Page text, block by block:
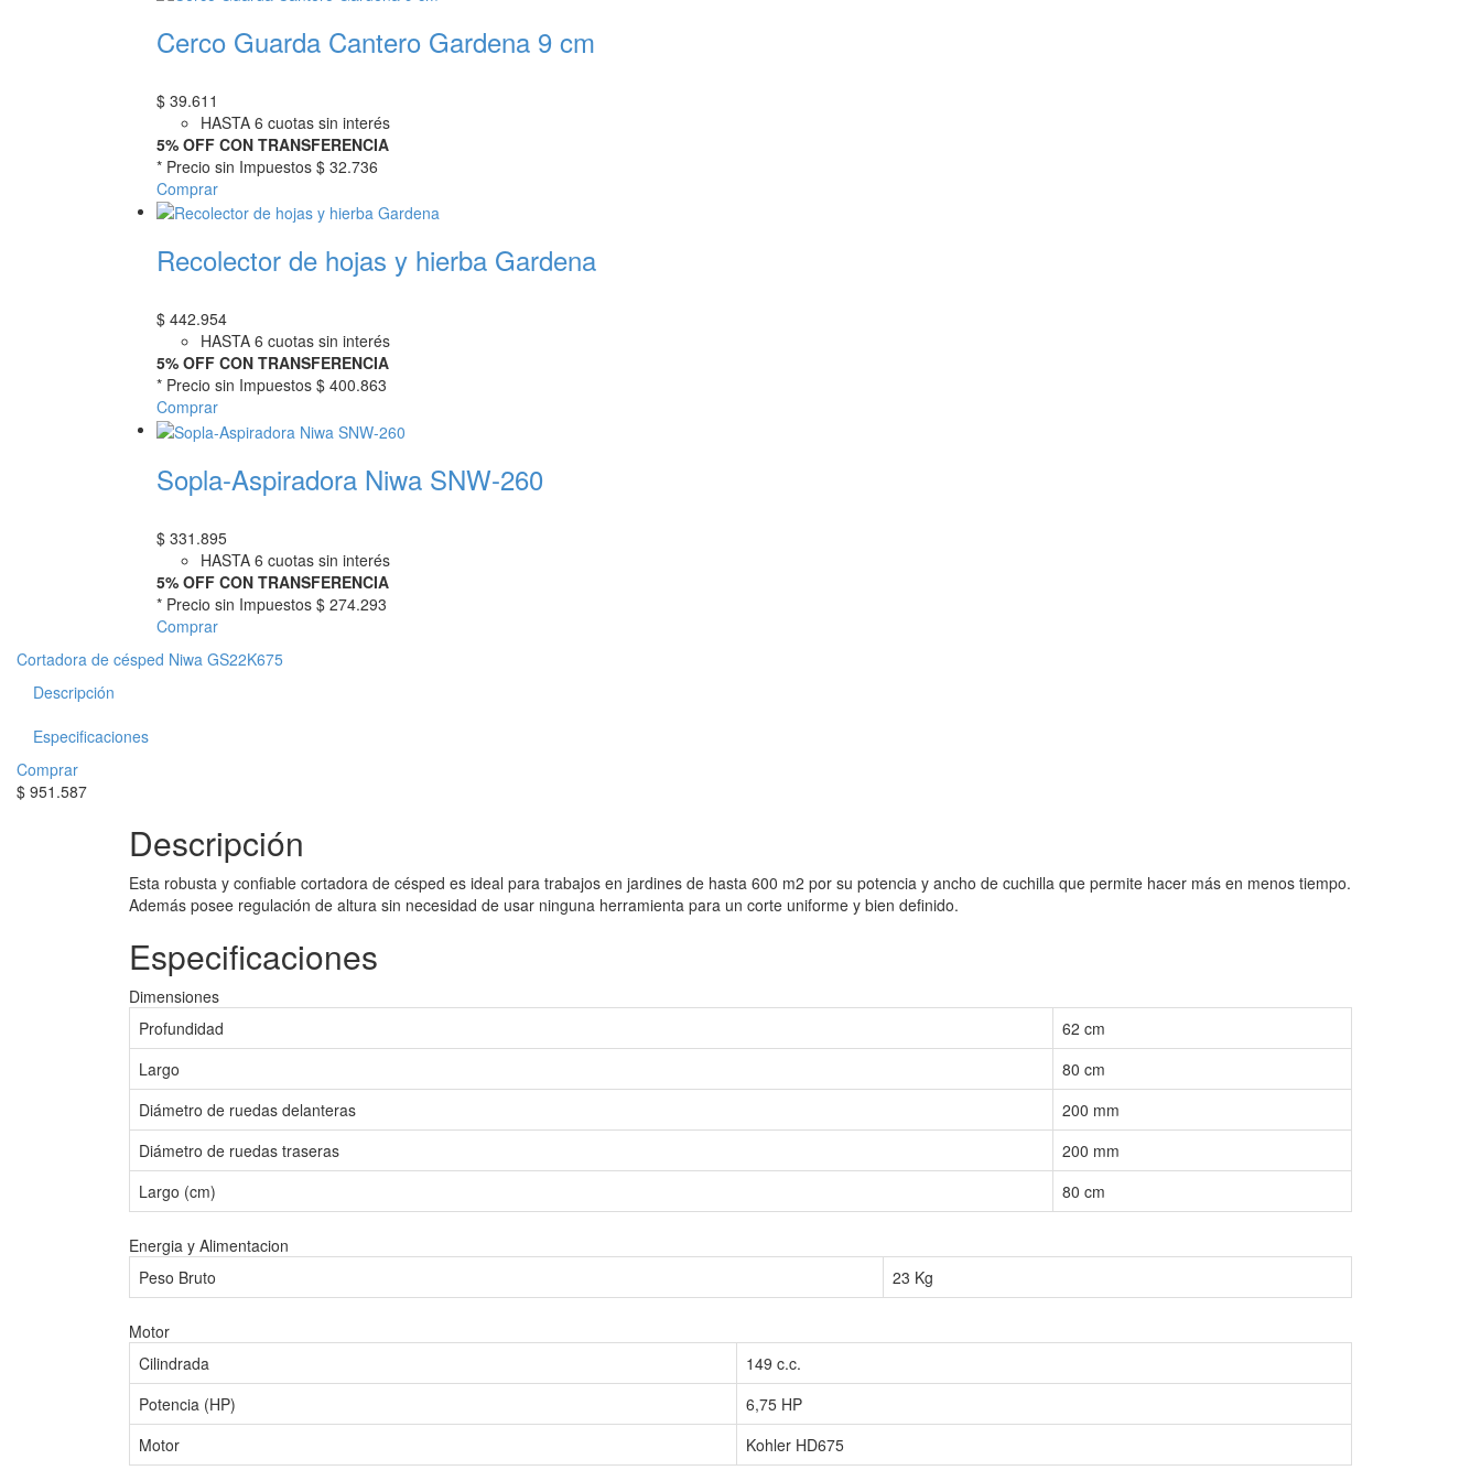
Cerco Guarda Cantero Gardena 9 cm
$ 39.611
HASTA 6 cuotas sin interés
5% OFF CON TRANSFERENCIA
* Precio sin Impuestos $ 32.736
Comprar
Recolector de hojas y hierba Gardena
$ 442.954
HASTA 6 cuotas sin interés
5% OFF CON TRANSFERENCIA
* Precio sin Impuestos $ 400.863
Comprar
Sopla-Aspiradora Niwa SNW-260
$ 331.895
HASTA 6 cuotas sin interés
5% OFF CON TRANSFERENCIA
* Precio sin Impuestos $ 274.293
Comprar
Cortadora de césped Niwa GS22K675
Descripción
Especificaciones
Comprar
$ 951.587
Descripción
Esta robusta y confiable cortadora de césped es ideal para trabajos en jardines de hasta 600 m2 por su potencia y ancho de cuchilla que permite hacer más en menos tiempo.
Además posee regulación de altura sin necesidad de usar ninguna herramienta para un corte uniforme y bien definido.
Especificaciones
Dimensiones
Profundidad
62 cm
Largo
80 cm
Diámetro de ruedas delanteras
200 mm
Diámetro de ruedas traseras
200 mm
Largo (cm)
80 cm
Energia y Alimentacion
Peso Bruto
23 Kg
Motor
Cilindrada
149 c.c.
Potencia (HP)
6,75 HP
Motor
Kohler HD675